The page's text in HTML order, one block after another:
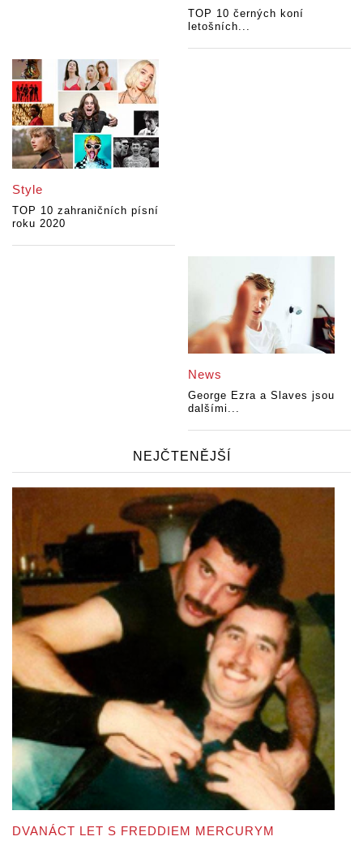
TOP 10 černých koní
letošních...
Style
TOP 10 zahraničních písní
roku 2020
News
George Ezra a Slaves jsou
dalšími...
NEJČTENĚJŠÍ
DVANÁCT LET S FREDDIEM MERCURYM